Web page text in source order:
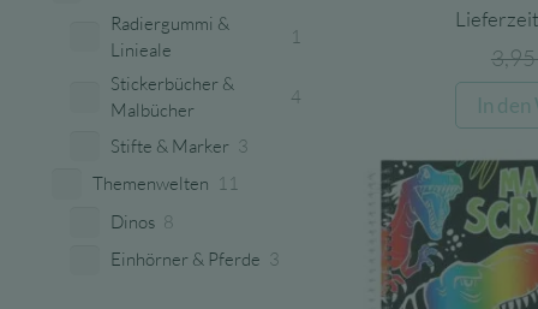
Radiergummi &
Linieale
1
Stickerbücher &
Malbücher
4
Stifte & Marker 3
Themenwelten 11
Dinos 8
Einhörner & Pferde 3
In